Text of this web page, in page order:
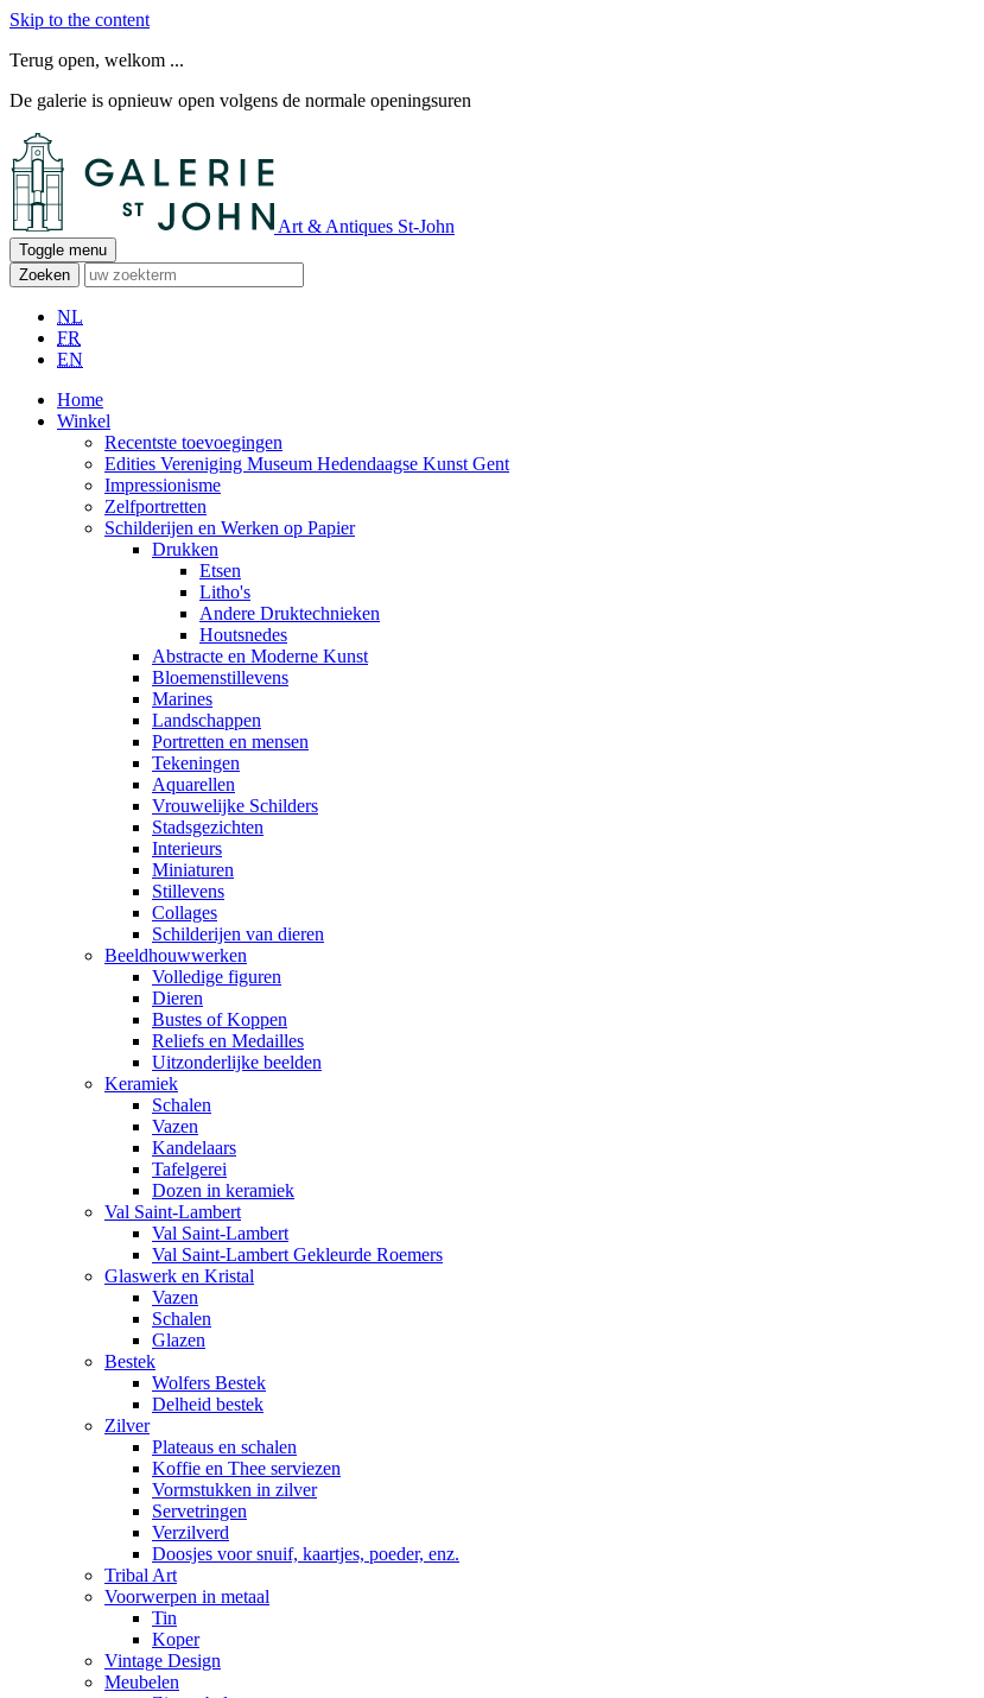
Skip to the content
Terug open, welkom ...
De galerie is opnieuw open volgens de normale openingsuren
Art & Antiques St-John
Toggle menu
Zoeken
NL
FR
EN
Home
Winkel
Recentste toevoegingen
Edities Vereniging Museum Hedendaagse Kunst Gent
Impressionisme
Zelfportretten
Schilderijen en Werken op Papier
Drukken
Etsen
Litho's
Andere Druktechnieken
Houtsnedes
Abstracte en Moderne Kunst
Bloemenstillevens
Marines
Landschappen
Portretten en mensen
Tekeningen
Aquarellen
Vrouwelijke Schilders
Stadsgezichten
Interieurs
Miniaturen
Stillevens
Collages
Schilderijen van dieren
Beeldhouwwerken
Volledige figuren
Dieren
Bustes of Koppen
Reliefs en Medailles
Uitzonderlijke beelden
Keramiek
Schalen
Vazen
Kandelaars
Tafelgerei
Dozen in keramiek
Val Saint-Lambert
Val Saint-Lambert
Val Saint-Lambert Gekleurde Roemers
Glaswerk en Kristal
Vazen
Schalen
Glazen
Bestek
Wolfers Bestek
Delheid bestek
Zilver
Plateaus en schalen
Koffie en Thee serviezen
Vormstukken in zilver
Servetringen
Verzilverd
Doosjes voor snuif, kaartjes, poeder, enz.
Tribal Art
Voorwerpen in metaal
Tin
Koper
Vintage Design
Meubelen